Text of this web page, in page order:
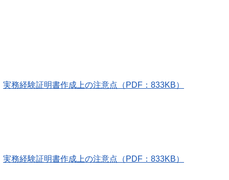
実務経験証明書作成上の注意点（PDF：833KB）
実務経験証明書作成上の注意点（PDF：833KB）